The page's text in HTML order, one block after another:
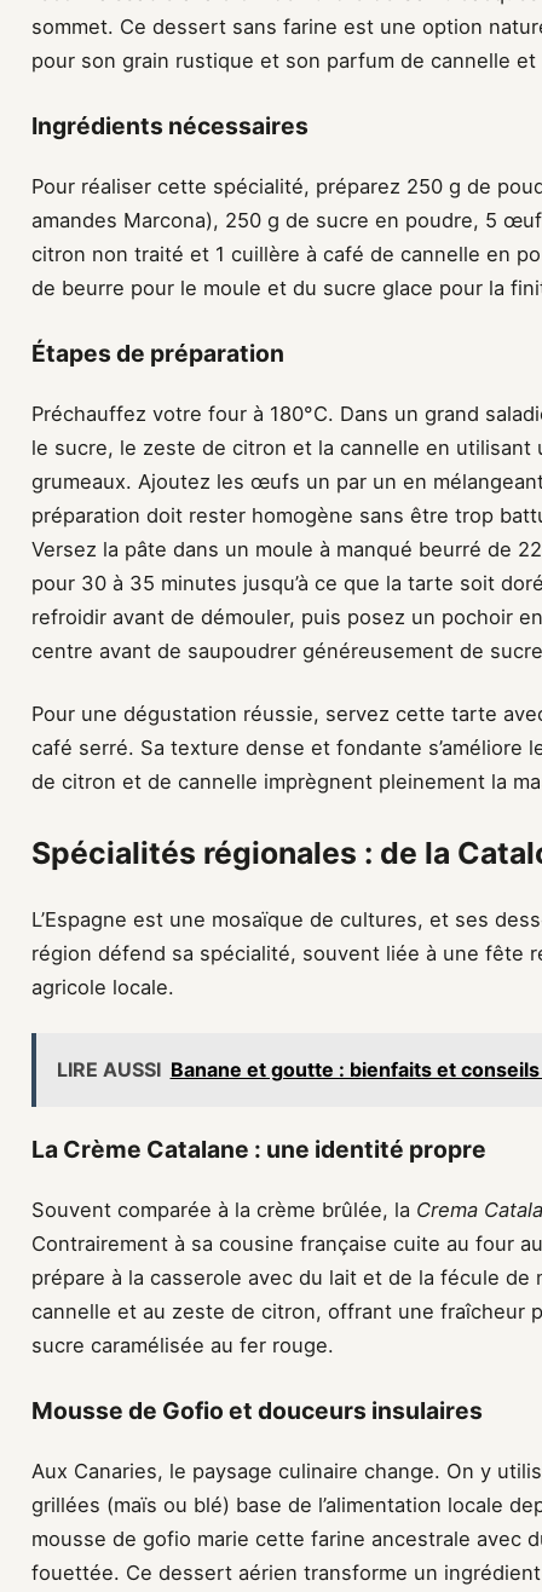
sommet. Ce dessert sans farine est une option
pour son grain rustique et son parfum de cannelle
Ingrédients nécessaires
Pour réaliser cette spécialité, préparez 250 g de
amandes Marcona), 250 g de sucre en poudre, 5
citron non traité et 1 cuillère à café de cannelle en
de beurre pour le moule et du sucre glace pour la
Étapes de préparation
Préchauffez votre four à 180°C. Dans un grand
le sucre, le zeste de citron et la cannelle en utilisant
grumeaux. Ajoutez les œufs un par un en
préparation doit rester homogène sans être trop
Versez la pâte dans un moule à manqué beurré de
pour 30 à 35 minutes jusqu’à ce que la tarte soit
refroidir avant de démouler, puis posez un pochoir
centre avant de saupoudrer généreusement de
Pour une dégustation réussie, servez cette tarte
café serré. Sa texture dense et fondante s’améliore
de citron et de cannelle imprègnent pleinement la
Spécialités régionales : de la
L’Espagne est une mosaïque de cultures, et ses
région défend sa spécialité, souvent liée à une fête
agricole locale.
LIRE AUSSI Banane et goutte : bienfaits et
La Crème Catalane : une identité propre
Souvent comparée à la crème brûlée, la Crema
Contrairement à sa cousine française cuite au four
prépare à la casserole avec du lait et de la fécule de
cannelle et au zeste de citron, offrant une fraîcheur
sucre caramélisée au fer rouge.
Mousse de Gofio et douceurs insulaires
Aux Canaries, le paysage culinaire change. On y
grillées (maïs ou blé) base de l’alimentation locale
mousse de gofio marie cette farine ancestrale avec
fouettée. Ce dessert aérien transforme un